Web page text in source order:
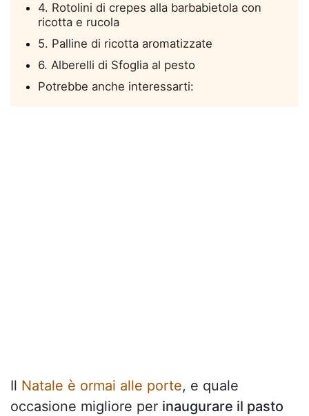
4. Rotolini di crepes alla barbabietola con
ricotta e rucola
5. Palline di ricotta aromatizzate
6. Alberelli di Sfoglia al pesto
Potrebbe anche interessarti:
Il Natale è ormai alle porte, e quale
occasione migliore per inaugurare il pasto